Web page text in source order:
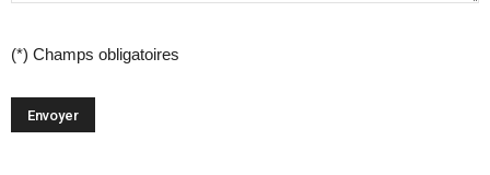
(*) Champs obligatoires